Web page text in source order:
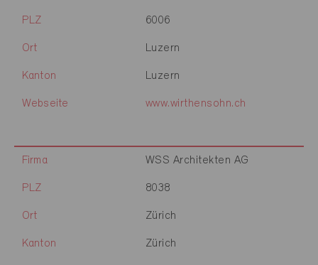
PLZ 6006
Ort Luzern
Kanton Luzern
Webseite www.wirthensohn.ch
Firma WSS Architekten AG
PLZ 8038
Ort Zürich
Kanton Zürich